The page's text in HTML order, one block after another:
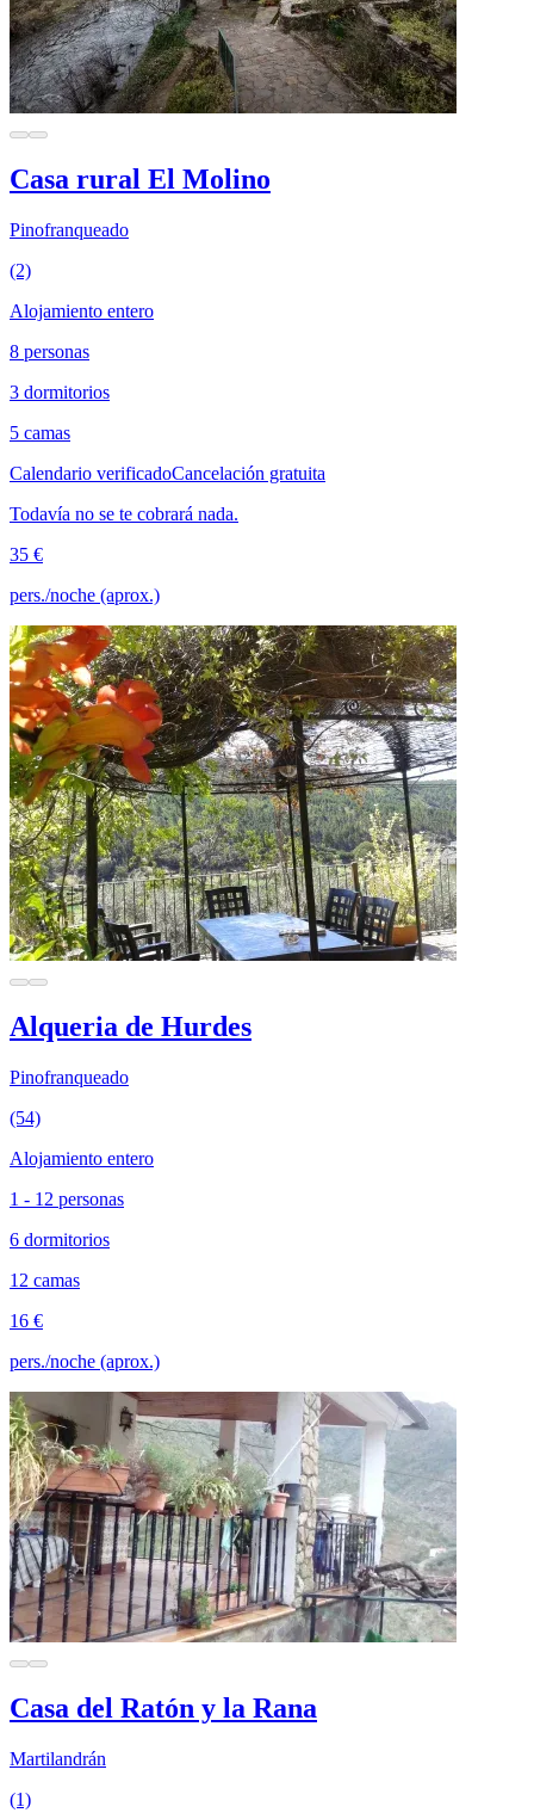
Casa rural El Molino
Pinofranqueado
(2)
Alojamiento entero
8 personas
3 dormitorios
5 camas
Calendario verificadoCancelación gratuita
Todavía no se te cobrará nada.
35 €
pers./noche (aprox.)
Alqueria de Hurdes
Pinofranqueado
(54)
Alojamiento entero
1 - 12 personas
6 dormitorios
12 camas
16 €
pers./noche (aprox.)
Casa del Ratón y la Rana
Martilandrán
(1)